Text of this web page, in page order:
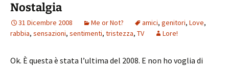
Nostalgia
31 Dicembre 2008 Me or Not? amici, genitori, Love,
rabbia, sensazioni, sentimenti, tristezza, TV Lore!
Ok. È questa è stata l’ultima del 2008. E non ho voglia di